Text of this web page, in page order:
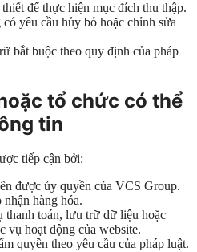
để thực hiện mục đích thu thập.
yêu cầu hủy bỏ hoặc chỉnh sửa
bắt buộc theo quy định của pháp
tổ chức có thể
tin
tiếp cận bởi:
được ủy quyền của VCS Group.
hàng hóa.
thanh toán, lưu trữ dữ liệu hoặc
vụ hoạt động của website.
quyền theo yêu cầu của pháp luật.